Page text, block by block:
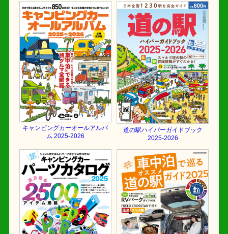
キャンピングカーオールアルバ
ム 2025-2026
道の駅ハイパーガイドブック
2025-2026